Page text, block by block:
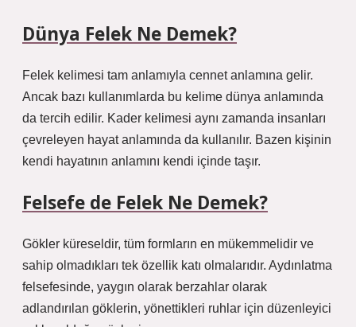
Dünya Felek Ne Demek?
Felek kelimesi tam anlamıyla cennet anlamına gelir.
Ancak bazı kullanımlarda bu kelime dünya anlamında
da tercih edilir. Kader kelimesi aynı zamanda insanları
çevreleyen hayat anlamında da kullanılır. Bazen kişinin
kendi hayatının anlamını kendi içinde taşır.
Felsefe de Felek Ne Demek?
Gökler küreseldir, tüm formların en mükemmelidir ve
sahip olmadıkları tek özellik katı olmalarıdır. Aydınlatma
felsefesinde, yaygın olarak berzahlar olarak
adlandırılan göklerin, yönettikleri ruhlar için düzenleyici